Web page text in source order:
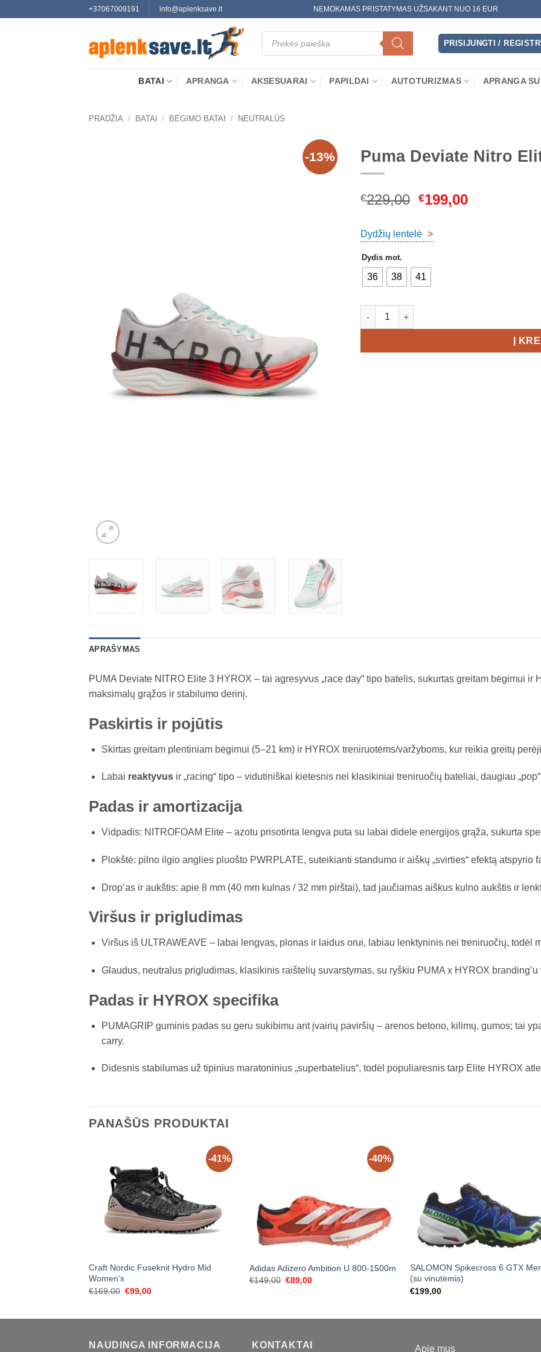
+37067009191 info@aplenksave.lt NEMOKAMAS PRISTATYMAS UŽSAKANT NUO 16 EUR
Products
search
PRISIJUNGTI /
BATAI APRANGA AKSESUARAI PAPILDAI AUTOTURIZMAS APRANGA
PRADŽIA / BATAI / BĖGIMO BATAI / NEUTRALŪS
-13% Puma Deviate Nitro
€229,00 Original
was:
€229,00.
€199,00Current
Dydžių lentelė >
Dydis mot.
36 38 41
produkto kiekis: Puma Deviate Nitro Elite 3
Į
APRAŠYMAS
PUMA Deviate NITRO Elite 3 HYROX – tai agresyvus „race day“ tipo batelis, sukurtas greitam bėgimui ir
maksimalų grąžos ir stabilumo derinį.
Paskirtis ir pojūtis
Skirtas greitam plentiniam bėgimui (5–21 km) ir HYROX treniruotėms/varžyboms, kur reikia greitų
Labai reaktyvusir „racing“ tipo – vidutiniškai kietesnis nei klasikiniai treniruočių bateliai, daugiau „pop“
Padas ir amortizacija
Vidpadis: NITROFOAM Elite – azotu prisotinta lengva puta su labai didele energijos grąža, sukurta
Plokštė: pilno ilgio anglies pluošto PWRPLATE, suteikianti standumo ir aiškų „svirties“ efektą atspyrio
Drop’as ir aukštis: apie 8 mm (40 mm kulnas / 32 mm pirštai), tad jaučiamas aiškus kulno aukštis ir
Viršus ir prigludimas
Viršus iš ULTRAWEAVE – labai lengvas, plonas ir laidus orui, labiau lenktyninis nei treniruočių, todėl
Glaudus, neutralus prigludimas, klasikinis raištelių suvarstymas, su ryškiu PUMA x HYROX
Padas ir HYROX specifika
PUMAGRIP guminis padas su geru sukibimu ant įvairių paviršių – arenos betono, kilimų, gumos; tai
carry.
Didesnis stabilumas už tipinius maratoninius „superbatelius“, todėl populiaresnis tarp Elite HYROX
PANAŠŪS PRODUKTAI
-41%
Craft Nordic Fuseknit Hydro Mid
Women’s
€169,00 Original
price
€99,00Current
-40%
Adidas Adizero Ambition U 800-1500m
€149,00 Original
€89,00Current
SALOMON Spikecross 6 GTX
(su vinutėmis)
€199,00
NAUDINGA INFORMACIJA KONTAKTAI Apie mus